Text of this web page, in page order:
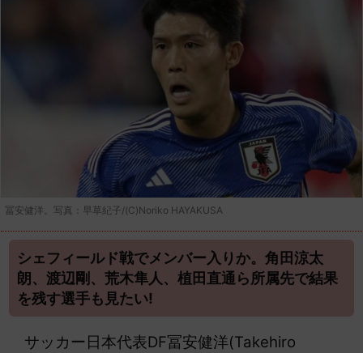
冨安健洋。写真：早草紀子/(C)Noriko HAYAKUSA
シェフィールド戦でメンバー入りか。角田涼太
朗、渡辺剛、荒木隼人、植田直通ら所属先で結果
を残す選手も見たい!
サッカー日本代表DF冨安健洋(Takehiro